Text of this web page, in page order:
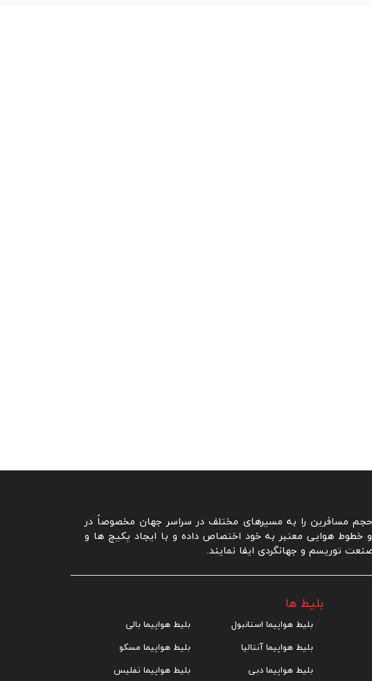
مسافرین را به مسیرهای مختلف در سراسر جهان مخصوصاً در
و خطوط هوایی معتبر به خود اختصاص داده و با ایجاد پکیج ها و
توریسم و جهانگردی ایفا نمایند.
بلیط ها
بلیط هواپیما استانبول
بلیط هواپیما آنتالیا
بلیط هواپیما دبی
بلیط هواپیما بالی
بلیط هواپیما مسکو
بلیط هواپیما تفلیس